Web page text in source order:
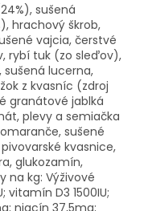
sušená
hrachový škrob,
vajcia, čerstvé
rybí tuk (zo sleďov),
sušená lucerna,
z kvasníc (zdroj
granátové jablká
plevy a semiačka
sušené
kvasnice,
glukozamín,
na kg: Výživové
vitamín D3 1500IU;
niacín 37,5mg;